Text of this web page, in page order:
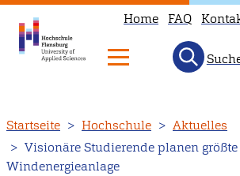
zum
Inhalt
Home FAQ
Startseite Hochschule
Aktuelles
Visionäre Studierende planen größte
Windenergieanlage